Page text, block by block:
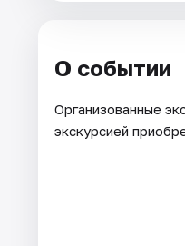
О событии
Организованные
экскурсией